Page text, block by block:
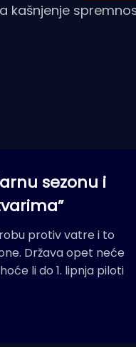
sezonu i
protiv vatre i to
Država opet neće
li do 1. lipnja piloti